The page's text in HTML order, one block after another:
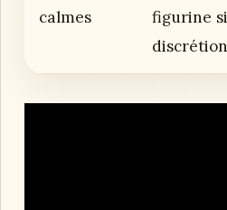
calmes
figurine